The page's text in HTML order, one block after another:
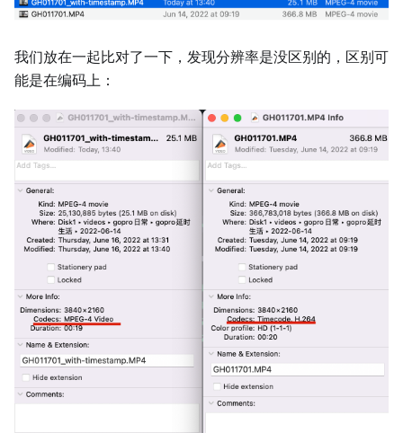
我们放在一起比对了一下，发现分辨率是没区别的，区别可
能是在编码上：